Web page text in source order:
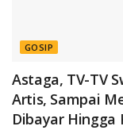
GOSIP
Astaga, TV-TV
Artis, Sampai
Dibayar Hingga